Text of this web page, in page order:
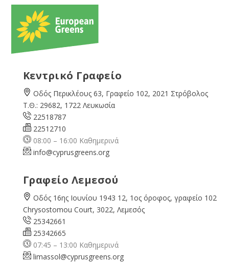
Κεντρικό Γραφείο
Οδός Περικλέους 63, Γραφείο 102, 2021 Στρόβολος
Τ.Θ.: 29682, 1722 Λευκωσία
22518787
22512710
08:00 – 16:00 Καθημερινά
info@cyprusgreens.org
Γραφείο Λεμεσού
Οδός 16ης Ιουνίου 1943 12, 1ος όροφος, γραφείο 102
Chrysostomou Court, 3022, Λεμεσός
25342661
25342665
07:45 – 13:00 Καθημερινά
limassol@cyprusgreens.org